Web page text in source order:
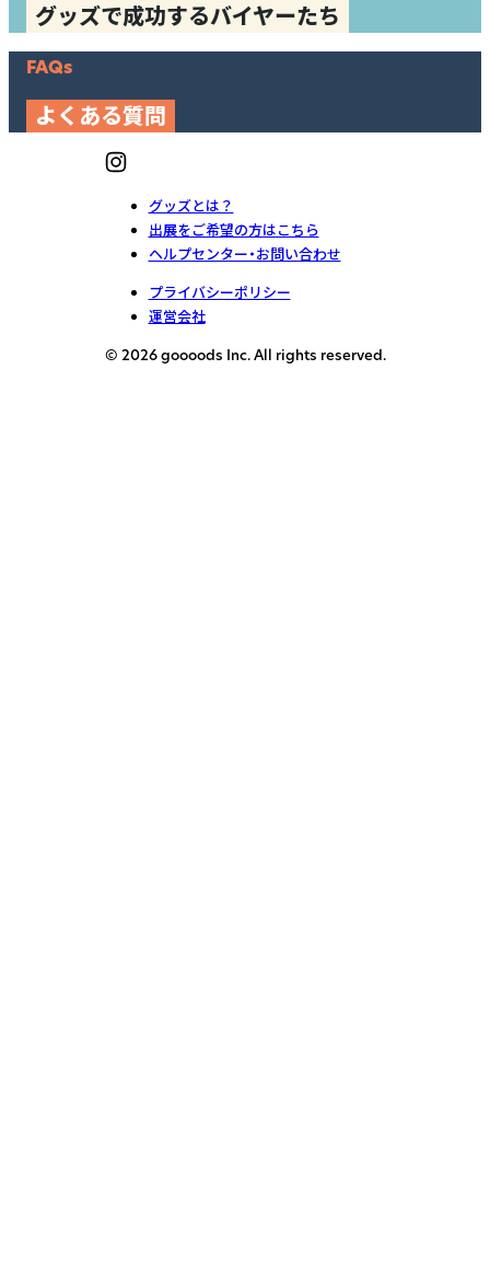
グッズで成功するバイヤーたち
FAQs
よくある質問
グッズとは？
出展をご希望の方はこちら
ヘルプセンター・お問い合わせ
プライバシーポリシー
運営会社
© 2026 goooods Inc. All rights reserved.